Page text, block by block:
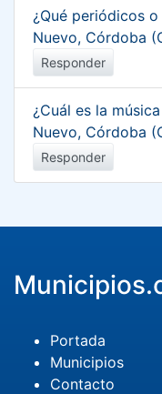
¿Qué periódicos
Nuevo, Córdoba
Responder
¿Cuál es la
Nuevo, Córdoba
Responder
Portada
Municipios
Contacto